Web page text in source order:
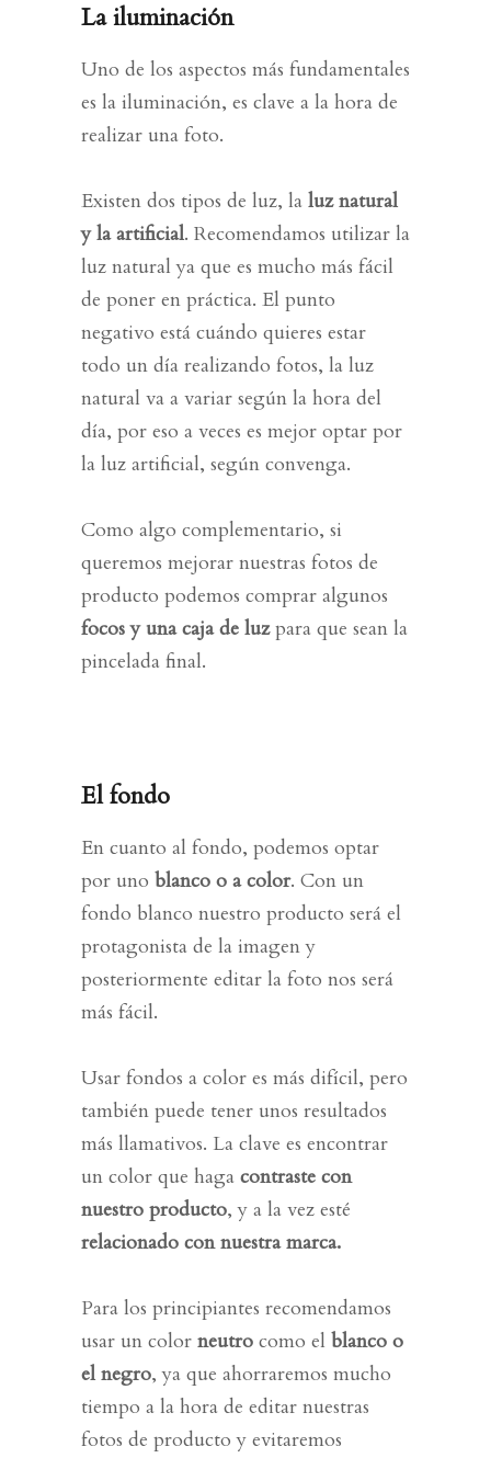
La iluminación
Uno de los aspectos más fundamentales
es la iluminación, es clave a la hora de
realizar una foto.
Existen dos tipos de luz, la luz natural
y la artificial. Recomendamos utilizar la
luz natural ya que es mucho más fácil
de poner en práctica. El punto
negativo está cuándo quieres estar
todo un día realizando fotos, la luz
natural va a variar según la hora del
día, por eso a veces es mejor optar por
la luz artificial, según convenga.
Como algo complementario, si
queremos mejorar nuestras fotos de
producto podemos comprar algunos
focos y una caja de luzpara que sean la
pincelada final.
El fondo
En cuanto al fondo, podemos optar
por uno blanco o a color. Con un
fondo blanco nuestro producto será el
protagonista de la imagen y
posteriormente editar la foto nos será
más fácil.
Usar fondos a color es más difícil, pero
también puede tener unos resultados
más llamativos. La clave es encontrar
un color que haga contraste con
nuestro producto, y a la vez esté
relacionado con nuestra marca.
Para los principiantes recomendamos
usar un color neutro como el blanco o
el negro, ya que ahorraremos mucho
tiempo a la hora de editar nuestras
fotos de producto y evitaremos